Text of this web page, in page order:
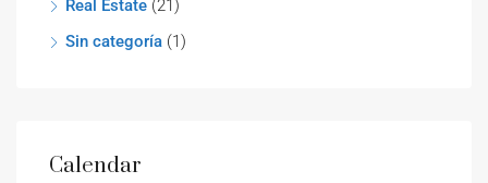
Real Estate (21)
Sin categoría (1)
Calendar